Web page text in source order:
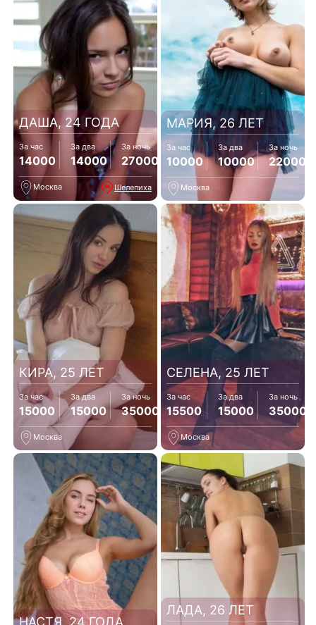
ДАША, 24 ГОДА
За час
14000
За два
14000
За ночь
27000
Москва Шелепиха
МАРИЯ, 26 ЛЕТ
За час
10000
За два
10000
За ночь
22000
Москва
КИРА, 25 ЛЕТ
За час
15000
За два
15000
За ночь
35000
Москва
СЕЛЕНА, 25 ЛЕТ
За час
15500
За два
15000
За ночь
35000
Москва
НАСТЯ, 24 ГОДА
ЛАДА, 26 ЛЕТ